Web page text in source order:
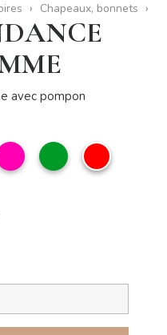
Chapeaux, bonnets
avec pompon
Fuchsia
vert
anglais
Rouge